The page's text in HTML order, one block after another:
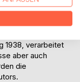
ein
1938, verarbeitet
aber auch
die